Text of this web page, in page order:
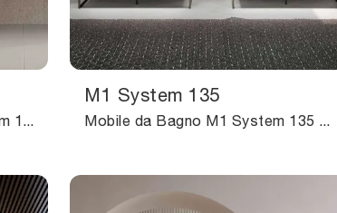
mobili bagno sospesi M1 System 144 di Baxar: scopri l'Arredo Bagno in laccato opaco moderno e arreda la stanza del benessere.
M1 System 135
Mobile da Bagno M1 System 135 di Baxar: clicca e ottieni informazioni su mobili bagno a terra in laccato opaco e accessori del marchio.